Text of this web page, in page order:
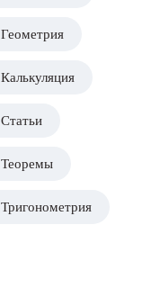
Геометрия
Калькуляция
Статьи
Теоремы
Тригонометрия